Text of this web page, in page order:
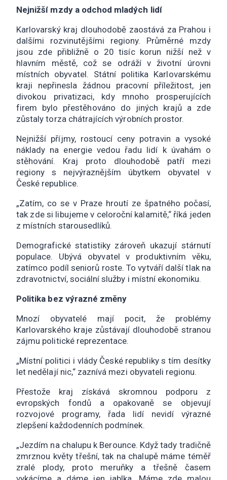
Nejnižší mzdy a odchod mladých lidí
Karlovarský kraj dlouhodobě zaostává za Prahou i
dalšími rozvinutějšími regiony. Průměrné mzdy
jsou zde přibližně o 20 tisíc korun nižší než v
hlavním městě, což se odráží v životní úrovni
místních obyvatel. Státní politika Karlovarskému
kraji nepřinesla žádnou pracovní příležitost, jen
divokou privatizaci, kdy mnoho prosperujících
firem bylo přestěhováno do jiných krajů a zde
zůstaly torza chátrajících výrobních prostor.
Nejnižší příjmy, rostoucí ceny potravin a vysoké
náklady na energie vedou řadu lidí k úvahám o
stěhování. Kraj proto dlouhodobě patří mezi
regiony s nejvýraznějším úbytkem obyvatel v
České republice.
„Zatím, co se v Praze hroutí ze špatného počasí,
tak zde si libujeme v celoroční kalamitě,“ říká jeden
z místních starousedlíků.
Demografické statistiky zároveň ukazují stárnutí
populace. Ubývá obyvatel v produktivním věku,
zatímco podíl seniorů roste. To vytváří další tlak na
zdravotnictví, sociální služby i místní ekonomiku.
Politika bez výrazné změny
Mnozí obyvatelé mají pocit, že problémy
Karlovarského kraje zůstávají dlouhodobě stranou
zájmu politické reprezentace.
„Místní politici i vlády České republiky s tím desítky
let nedělají nic,“ zaznívá mezi obyvateli regionu.
Přestože kraj získává skromnou podporu z
evropských fondů a opakovaně se objevují
rozvojové programy, řada lidí nevidí výrazné
zlepšení každodenních podmínek.
„Jezdím na chalupu k Berounce. Když tady tradičně
zmrznou květy třešní, tak na chalupě máme téměř
zralé plody, proto meruňky a třešně časem